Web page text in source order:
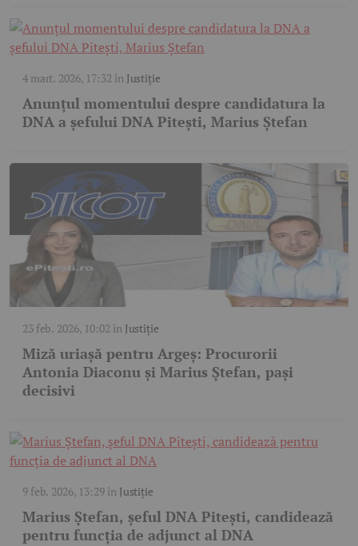
4 mart. 2026, 17:32 în Justiție
Anunțul momentului despre candidatura la
DNA a șefului DNA Pitești, Marius Ștefan
23 feb. 2026, 10:02 în Justiție
Miză uriașă pentru Argeș: Procurorii
Antonia Diaconu și Marius Ștefan, pași
decisivi
9 feb. 2026, 13:29în Justiție
Marius Ștefan, șeful DNA Pitești, candidează
pentru funcția de adjunct al DNA